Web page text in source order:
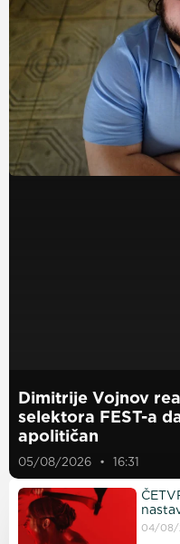
Dimitrije Vojnov
selektora FEST-a
apolitičan
05/08/2026 16:31
04/08/